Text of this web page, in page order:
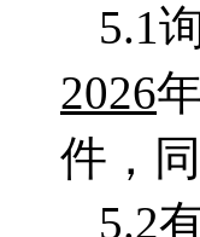
5.1
2026
件，
5.2